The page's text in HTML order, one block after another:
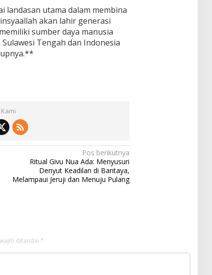
landasan utama dalam membina
akan lahir generasi
sumber daya manusia
Tengah dan Indonesia
Pos berikutnya
Ritual Givu Nua Ada: Menyusuri
Denyut Keadilan di Bantaya,
Melampaui Jeruji dan Menuju Pulang
ditandai *